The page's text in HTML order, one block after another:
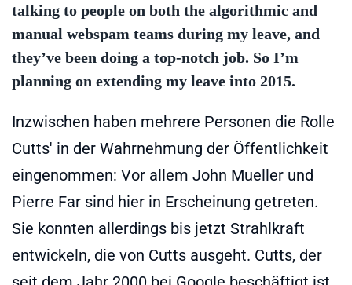
talking to people on both the algorithmic and
manual webspam teams during my leave, and
they’ve been doing a top-notch job. So I’m
planning on extending my leave into 2015.
Inzwischen haben mehrere Personen die Rolle
Cutts' in der Wahrnehmung der Öffentlichkeit
eingenommen: Vor allem John Mueller und
Pierre Far sind hier in Erscheinung getreten.
Sie konnten allerdings bis jetzt Strahlkraft
entwickeln, die von Cutts ausgeht. Cutts, der